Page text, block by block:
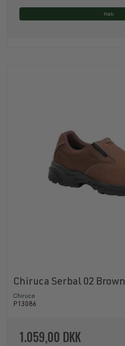
Køb
Chiruca Serbal 02 Brown
Chiruca
P13086
1.059,00 DKK